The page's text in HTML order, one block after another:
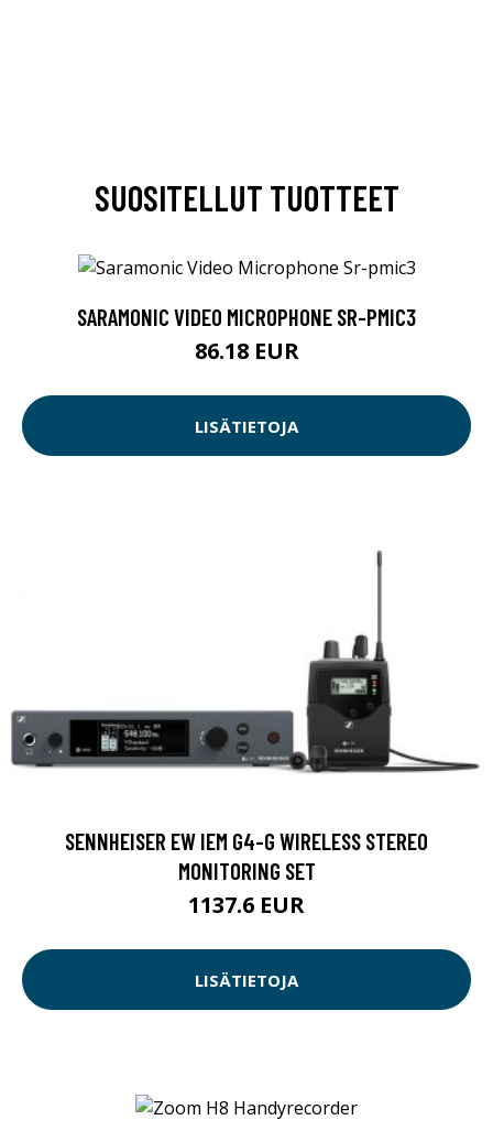
SUOSITELLUT TUOTTEET
SARAMONIC VIDEO MICROPHONE SR-PMIC3
86.18 EUR
LISÄTIETOJA
SENNHEISER EW IEM G4-G WIRELESS STEREO
MONITORING SET
1137.6 EUR
LISÄTIETOJA